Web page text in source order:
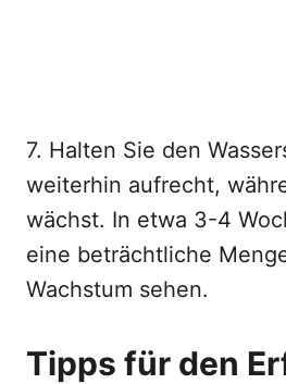
7. Halten Sie den
weiterhin aufrecht,
wächst. In etwa 3-4
eine beträchtliche
Wachstum sehen.
Tipps für den